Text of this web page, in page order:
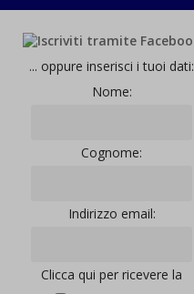
... oppure inserisci i tuoi dati:
Nome:
Cognome:
Indirizzo email:
Clicca qui per ricevere la